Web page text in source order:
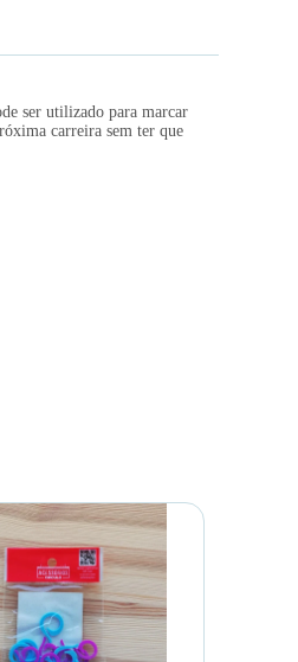
ser utilizado para marcar
carreira sem ter que